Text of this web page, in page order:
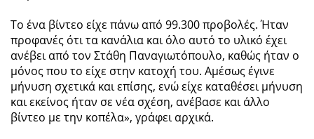
Το ένα βίντεο είχε πάνω από 99.300 προβολές. Ήταν
προφανές ότι τα κανάλια και όλο αυτό το υλικό έχει
ανέβει από τον Στάθη Παναγιωτόπουλο, καθώς ήταν ο
μόνος που το είχε στην κατοχή του. Αμέσως έγινε
μήνυση σχετικά και επίσης, ενώ είχε καταθέσει μήνυση
και εκείνος ήταν σε νέα σχέση, ανέβασε και άλλο
βίντεο με την κοπέλα», γράφει αρχικά.